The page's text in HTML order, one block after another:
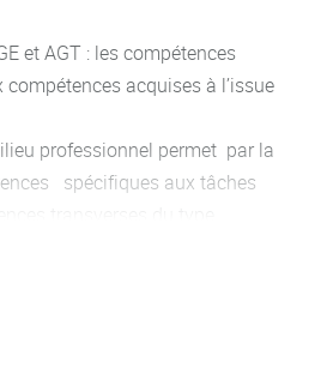
leur conception, de leur
Le Master vise à former
juridiques,
Smart City et à la
et AGT : les compétences
acquises à l’issue
professionnel permet par la
spécifiques aux tâches
avec une ouverture
la protection des donnée,s